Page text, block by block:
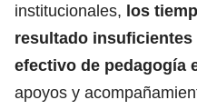
institucionales, los
resultado insuficientes
efectivo de pedagogía
apoyos y